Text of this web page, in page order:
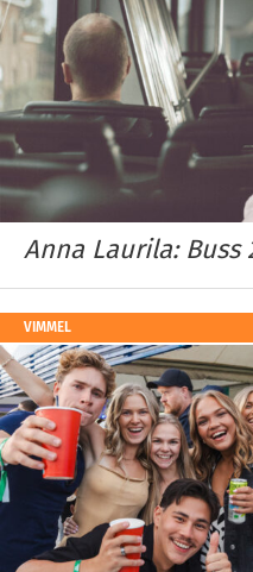
Anna Laurila: Buss
VIMMEL